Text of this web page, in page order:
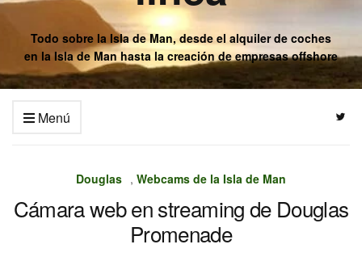
Todo sobre la Isla de Man, desde el alquiler de coches
en la Isla de Man hasta la creación de empresas offshore
Menú
Douglas , Webcams de la Isla de Man
Cámara web en streaming de Douglas
Promenade